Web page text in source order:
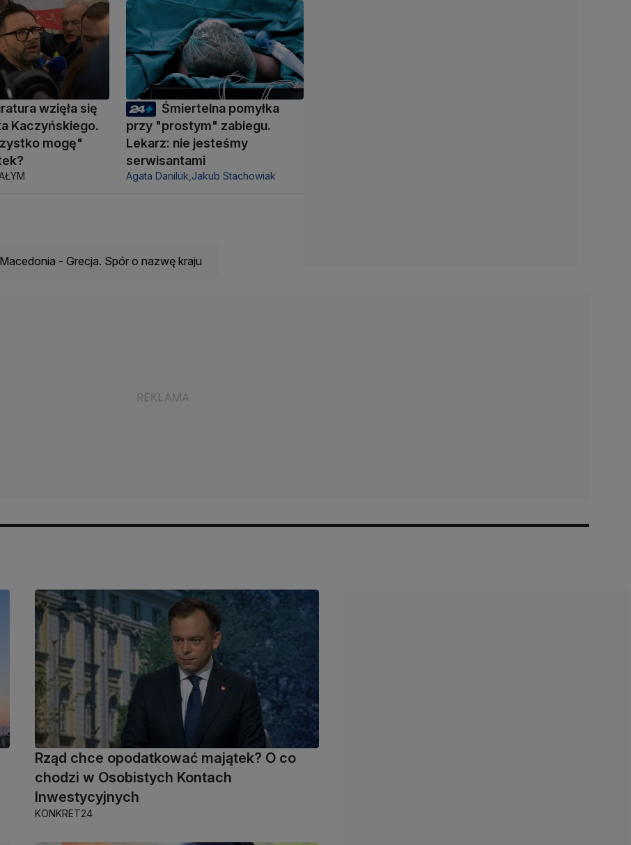
wzięła się
Kaczyńskiego.
mogę"
Śmiertelna pomyłka
przy "prostym" zabiegu.
Lekarz: nie jesteśmy
serwisantami
Agata Daniluk, Jakub Stachowiak
Macedonia - Grecja. Spór o nazwę kraju
Rząd chce opodatkować majątek? O co
chodzi w Osobistych Kontach
Inwestycyjnych
KONKRET24